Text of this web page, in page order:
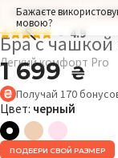
Бажаєте
мовою?
РАЗМЕР: 75G
4.9
Бра с чашкой
Легкий комфорт Pro
1 699₴
Получай 170
Цвет: черный
ПОДБЕРИ СВОЙ РАЗМЕР